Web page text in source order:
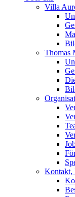
Villa
Thomas
Kontakt,